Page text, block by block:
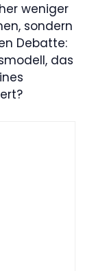
weniger
sondern
Debatte:
das